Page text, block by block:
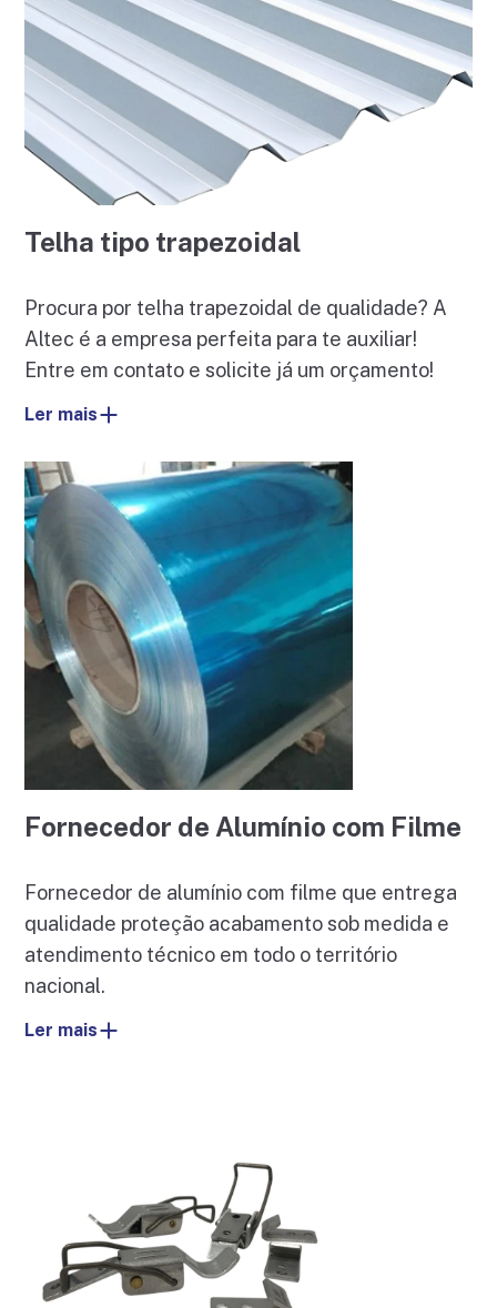
Telha tipo trapezoidal
Procura por telha trapezoidal de qualidade? A
Altec é a empresa perfeita para te auxiliar!
Entre em contato e solicite já um orçamento!
Ler mais
Fornecedor de Alumínio com Filme
Fornecedor de alumínio com filme que entrega
qualidade proteção acabamento sob medida e
atendimento técnico em todo o território
nacional.
Ler mais